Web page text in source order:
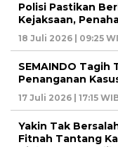
Polisi Pastikan
Kejaksaan,
18 Juli 2026 | 09:25
SEMAINDO Tagih
Penanganan
17 Juli 2026 | 17:15
Yakin Tak
Fitnah Tantang